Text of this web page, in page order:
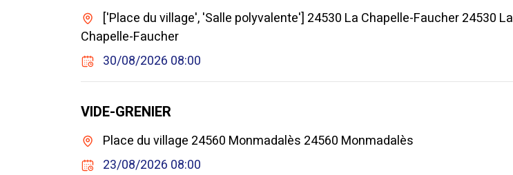
['Place du village', 'Salle polyvalente'] 24530 La Chapelle-Faucher 24530 La
Chapelle-Faucher
30/08/2026 08:00
VIDE-GRENIER
Place du village 24560 Monmadalès 24560 Monmadalès
23/08/2026 08:00